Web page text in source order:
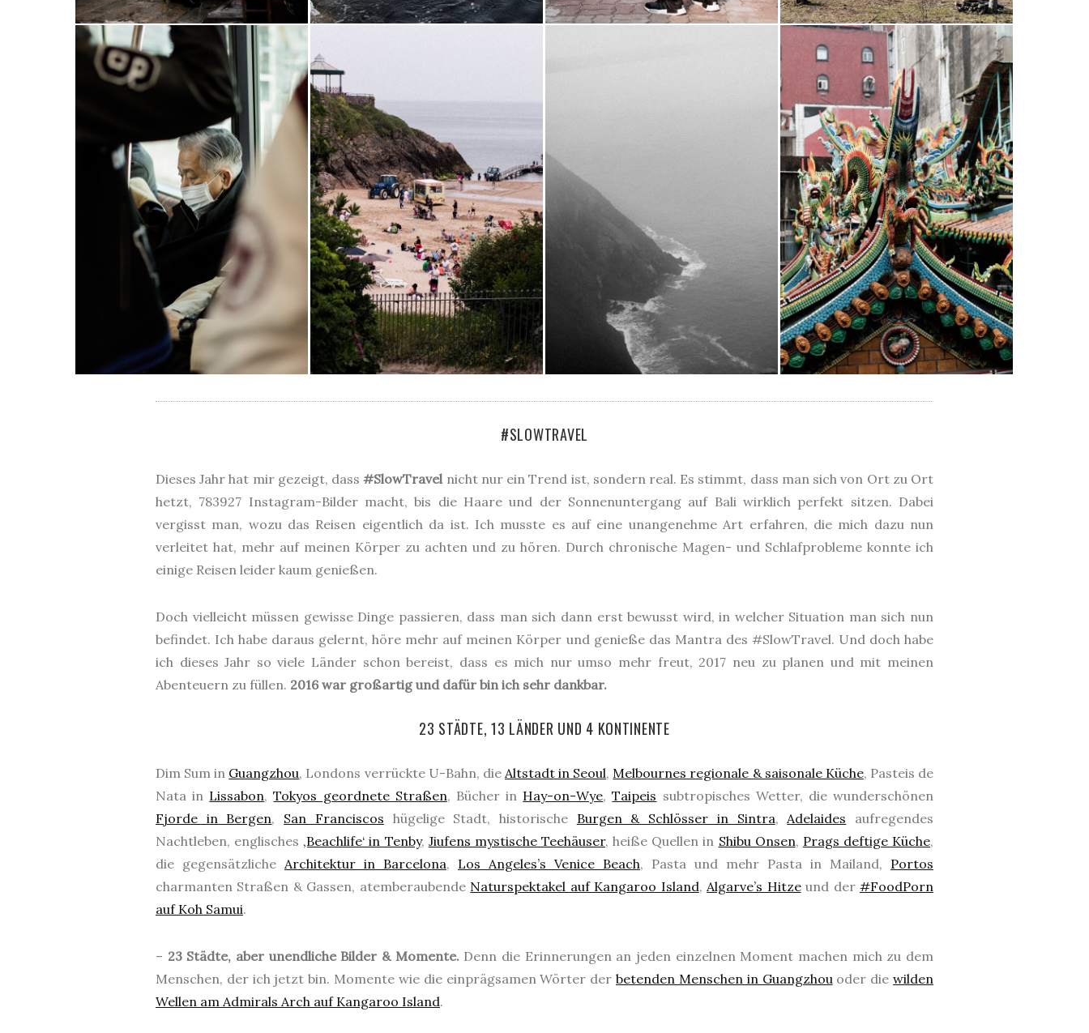
#SLOWTRAVEL
Dieses Jahr hat mir gezeigt, dass#SlowTravelnicht nur ein Trend ist, sondern real. Es stimmt, dass man sich von Ort zu Ort
hetzt, 783927 Instagram-Bilder macht, bis die Haare und der Sonnenuntergang auf Bali wirklich perfekt sitzen. Dabei
vergisst man, wozu das Reisen eigentlich da ist. Ich musste es auf eine unangenehme Art erfahren, die mich dazu nun
verleitet hat, mehr auf meinen Körper zu achten und zu hören. Durch chronische Magen- und Schlafprobleme konnte ich
einige Reisen leider kaum genießen.
Doch vielleicht müssen gewisse Dinge passieren, dass man sich dann erst bewusst wird, in welcher Situation man sich nun
befindet. Ich habe daraus gelernt, höre mehr auf meinen Körper und genieße das Mantra des #SlowTravel. Und doch habe
ich dieses Jahr so viele Länder schon bereist, dass es mich nur umso mehr freut, 2017 neu zu planen und mit meinen
Abenteuern zu füllen. 2016 war großartig und dafür bin ich sehr dankbar.
23 STÄDTE, 13 LÄNDER UND 4 KONTINENTE
Dim Sum in Guangzhou, Londons verrückte U-Bahn, die Altstadt in Seoul,Melbournes regionale & saisonale Küche, Pasteis de
Nata in Lissabon,Tokyos geordnete Straßen, Bücher in Hay-on-Wye,Taipeis subtropisches Wetter, die wunderschönen
Fjorde in Bergen, San Franciscos hügelige Stadt, historische Burgen & Schlösser in Sintra,Adelaides aufregendes
Nachtleben, englisches ‚Beachlife‘ in Tenby, Jiufens mystische Teehäuser, heiße Quellen in Shibu Onsen, Prags deftige Küche,
die gegensätzliche Architektur in Barcelona, Los Angeles’s Venice Beach, Pasta und mehr Pasta in Mailand, Portos
charmanten Straßen & Gassen, atemberaubende Naturspektakel auf Kangaroo Island,Algarve’s Hitzeund der#FoodPorn
auf Koh Samui.
– 23 Städte, aber unendliche Bilder & Momente.Denn die Erinnerungen an jeden einzelnen Moment machen mich zu dem
Menschen, der ich jetzt bin. Momente wie die einprägsamen Wörter derbetenden Menschen in Guangzhouoder diewilden
Wellen am Admirals Arch auf Kangaroo Island.